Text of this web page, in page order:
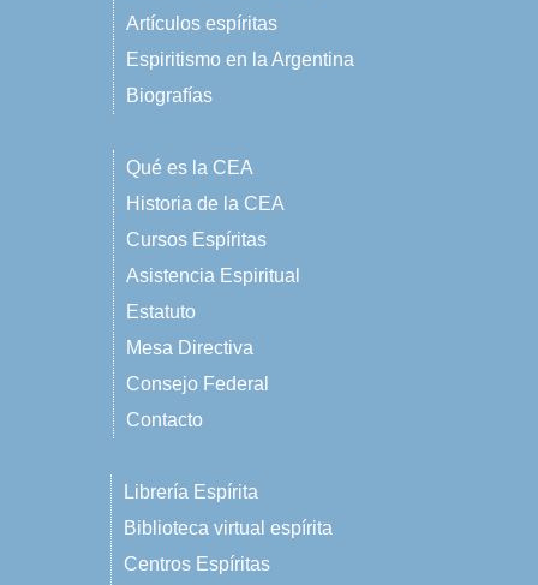
Artículos espíritas
Espiritismo en la Argentina
Biografías
Qué es la CEA
Historia de la CEA
Cursos Espíritas
Asistencia Espiritual
Estatuto
Mesa Directiva
Consejo Federal
Contacto
Librería Espírita
Biblioteca virtual espírita
Centros Espíritas